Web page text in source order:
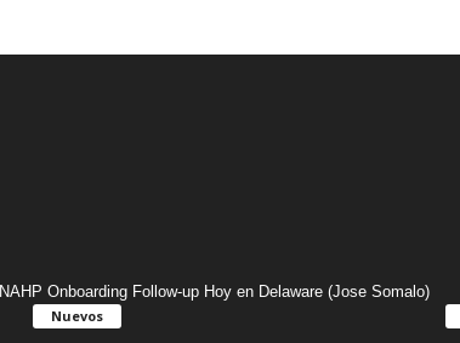
NAHP Onboarding Follow-up Hoy en Delaware (Jose Somalo)
Nuevos